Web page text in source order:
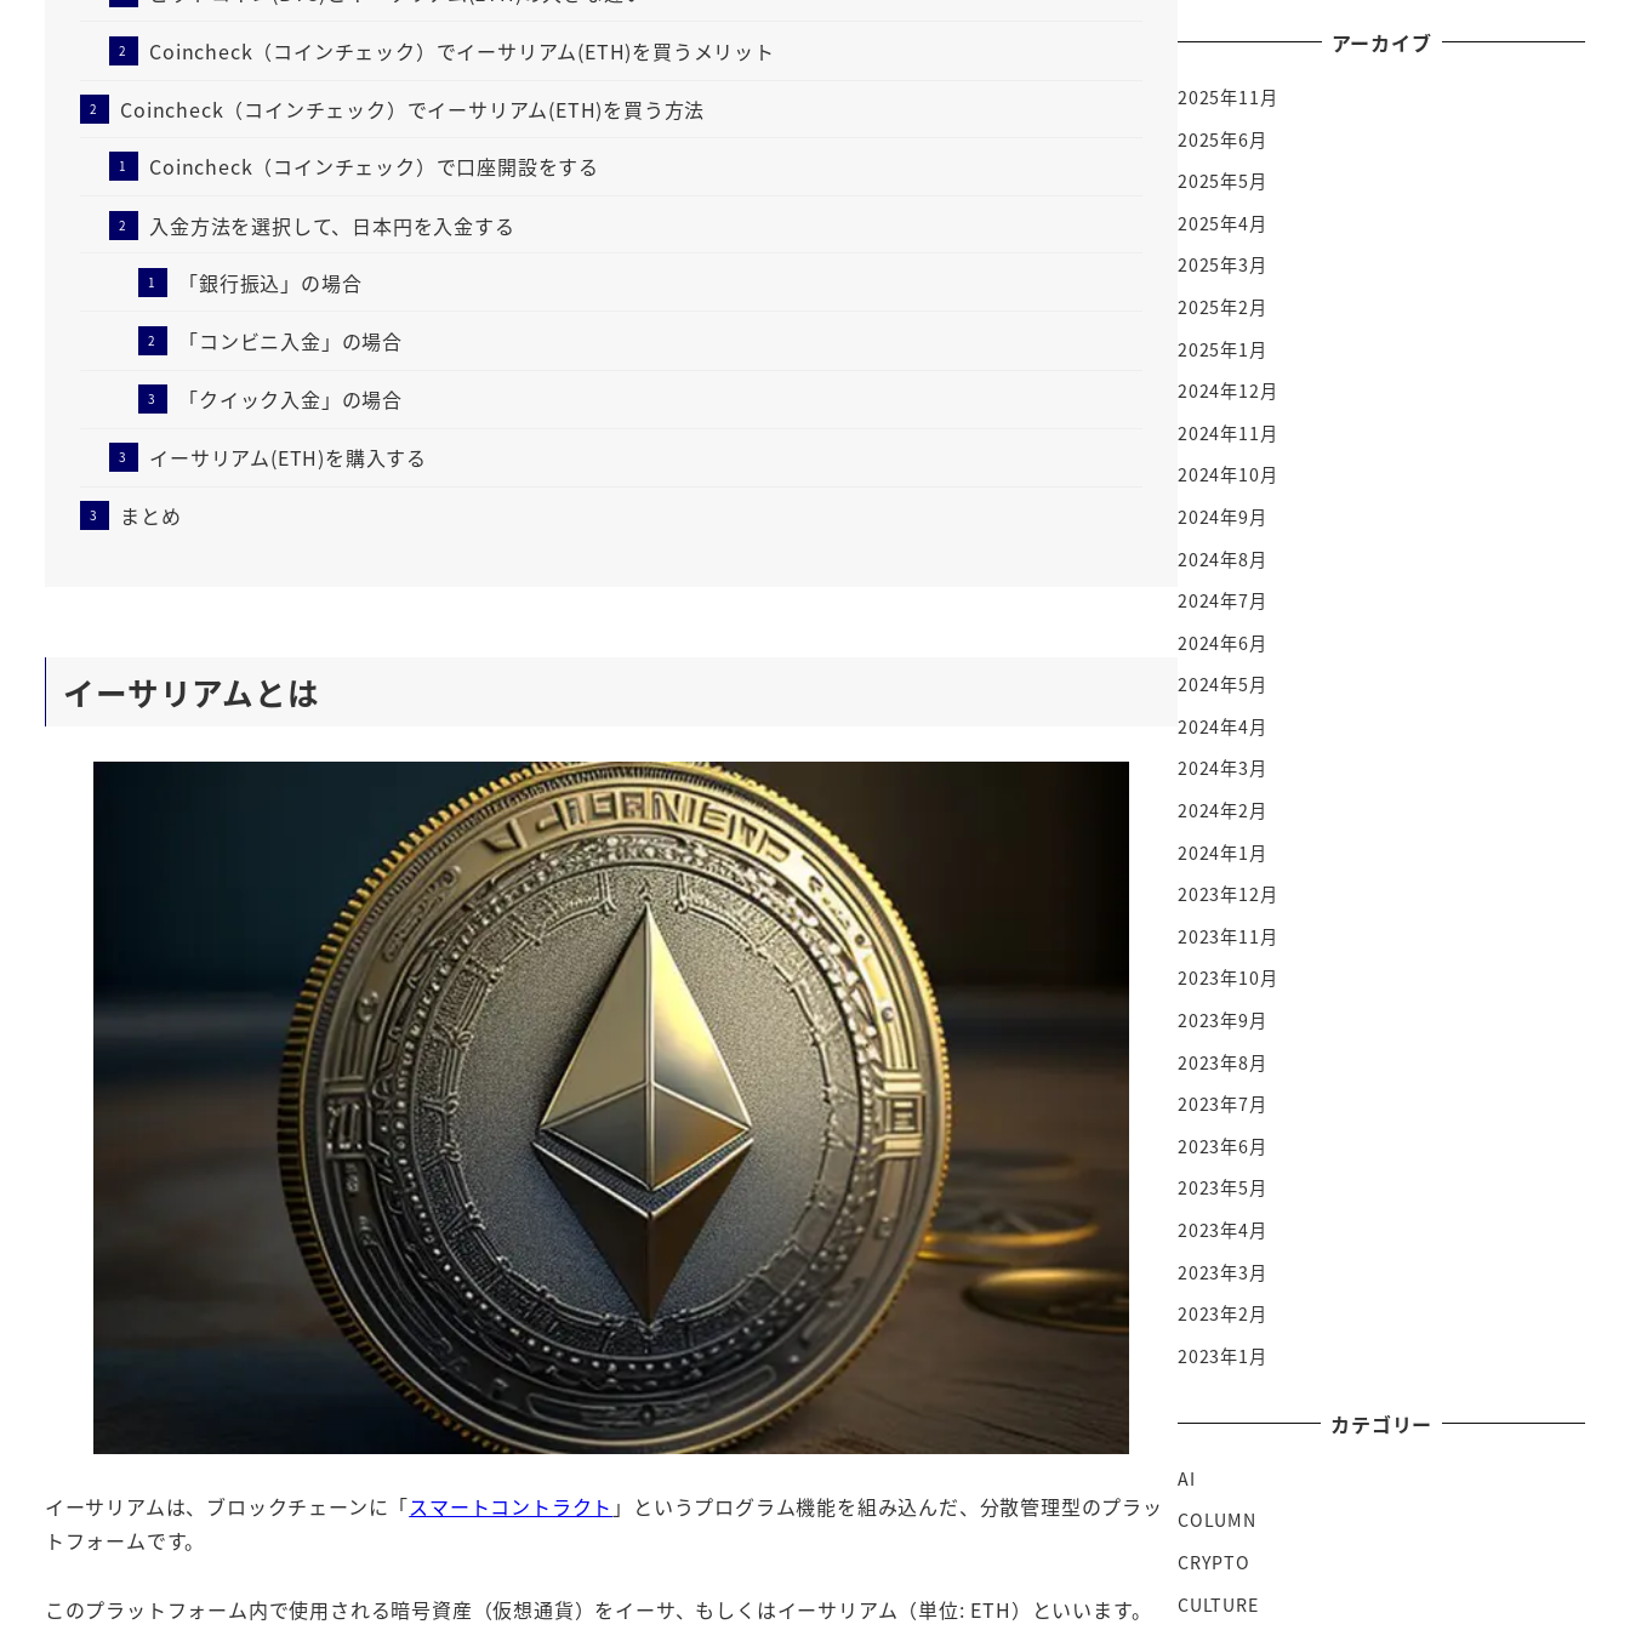
Coincheck（コインチェック）でイーサリアム(ETH)を買うメリット
Coincheck（コインチェック）でイーサリアム(ETH)を買う方法
Coincheck（コインチェック）で口座開設をする
入金方法を選択して、日本円を入金する
「銀行振込」の場合
「コンビニ入金」の場合
「クイック入金」の場合
イーサリアム(ETH)を購入する
まとめ
イーサリアムとは
イーサリアムは、ブロックチェーンに「スマートコントラクト 」というプログラム機能を組み込んだ、分散管理型のプラッ
トフォームです。
このプラットフォーム内で使用される暗号資産（仮想通貨）をイーサ、もしくはイーサリアム（単位: ETH）といいます。
アーカイブ
2025年11月
2025年6月
2025年5月
2025年4月
2025年3月
2025年2月
2025年1月
2024年12月
2024年11月
2024年10月
2024年9月
2024年8月
2024年7月
2024年6月
2024年5月
2024年4月
2024年3月
2024年2月
2024年1月
2023年12月
2023年11月
2023年10月
2023年9月
2023年8月
2023年7月
2023年6月
2023年5月
2023年4月
2023年3月
2023年2月
2023年1月
カテゴリー
AI
COLUMN
CRYPTO
CULTURE